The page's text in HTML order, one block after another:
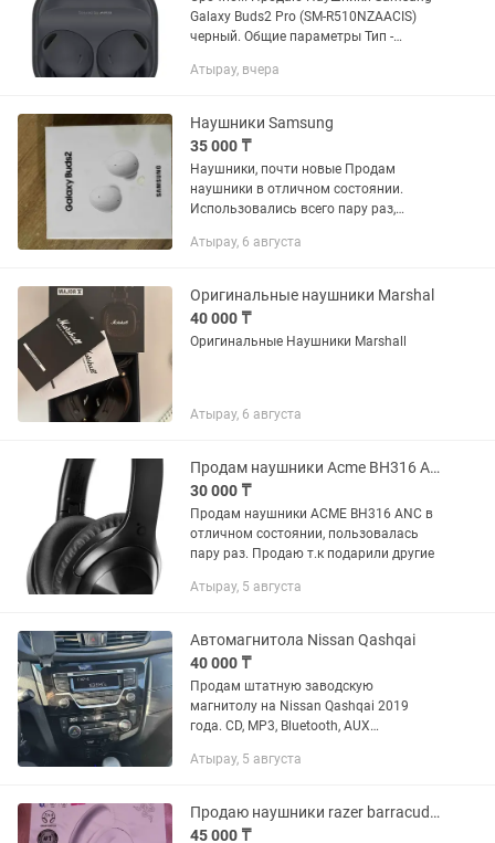
Galaxy Buds2 Pro (SM-R510NZAACIS)
черный. Общие параметры Тип -
Подключение - беспроводное Тип
Атырау, вчера
Наушники Samsung
35 000 ₸
Наушники, почти новые Продам
наушники в отличном состоянии.
Использовались всего пару раз,
не пользуюсь наушниками — лежат без
Атырау, 6 августа
Оригинальные наушники Marshal
40 000 ₸
Оригинальные Наушники Marshall
Атырау, 6 августа
Продам наушники Acme BH316 ANC
30 000 ₸
Продам наушники АCME BH316 ANC в
отличном состоянии, пользовалась
пару раз. Продаю т.к подарили другие
Атырау, 5 августа
Автомагнитола Nissan Qashqai
40 000 ₸
Продам штатную заводскую
магнитолу на Nissan Qashqai 2019
года. CD, MP3, Bluetooth, AUX
Атырау, 5 августа
Продаю наушники razer barracuda x 2022
45 000 ₸